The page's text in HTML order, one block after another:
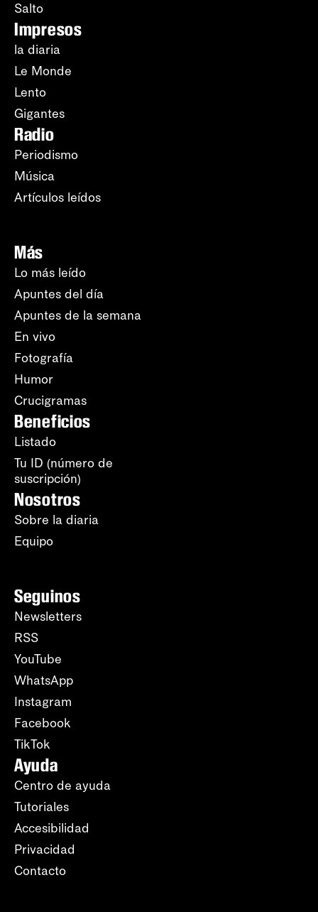
Salto
Impresos
la diaria
Le Monde
Lento
Gigantes
Radio
Periodismo
Música
Artículos leídos
Más
Lo más leído
Apuntes del día
Apuntes de la semana
En vivo
Fotografía
Humor
Crucigramas
Beneficios
Listado
Tu ID (número de
suscripción)
Nosotros
Sobre la diaria
Equipo
Seguinos
Newsletters
RSS
YouTube
WhatsApp
Instagram
Facebook
TikTok
Ayuda
Centro de ayuda
Tutoriales
Accesibilidad
Privacidad
Contacto